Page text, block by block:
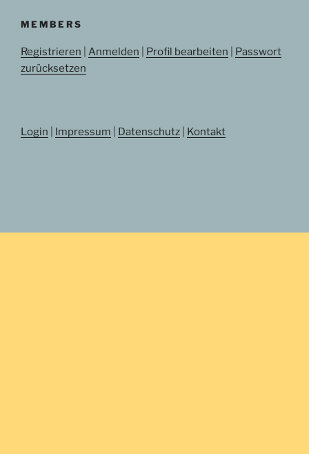
MEMBERS
Registrieren Anmelden Profil bearbeiten
Passwort
zurücksetzen
Login Impressum Datenschutz Kontakt